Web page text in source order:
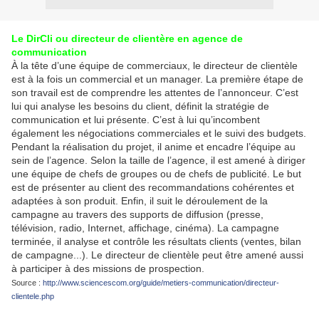
Le DirCli ou directeur de clientère en agence de
communication
À la tête d’une équipe de commerciaux, le directeur de clientèle
est à la fois un commercial et un manager. La première étape de
son travail est de comprendre les attentes de l’annonceur. C’est
lui qui analyse les besoins du client, définit la stratégie de
communication et lui présente. C’est à lui qu’incombent
également les négociations commerciales et le suivi des budgets.
Pendant la réalisation du projet, il anime et encadre l’équipe au
sein de l’agence. Selon la taille de l’agence, il est amené à diriger
une équipe de chefs de groupes ou de chefs de publicité. Le but
est de présenter au client des recommandations cohérentes et
adaptées à son produit. Enfin, il suit le déroulement de la
campagne au travers des supports de diffusion (presse,
télévision, radio, Internet, affichage, cinéma). La campagne
terminée, il analyse et contrôle les résultats clients (ventes, bilan
de campagne...). Le directeur de clientèle peut être amené aussi
à participer à des missions de prospection.
Source : http://www.sciencescom.org/guide/metiers-communication/directeur-
clientele.php